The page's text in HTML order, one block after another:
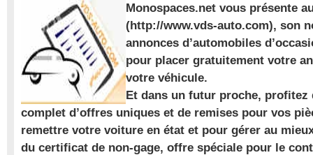
Monospaces.net vous présente
(http://www.vds-auto.com), son
annonces d’automobiles
pour placer gratuitement votre
votre véhicule.
Et dans un futur proche, profitez
complet d’offres uniques et de remises pour vos
remettre votre voiture en état et pour gérer au
du certificat de non-gage, offre spéciale pour le